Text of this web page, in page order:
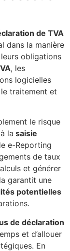
de TVA
dans la manière
obligations
, les
logicielles
traitement et
le risque
la saisie
e-Reporting
de taux
et générer
garantit une
potentielles
de déclaration
et d’allouer
En